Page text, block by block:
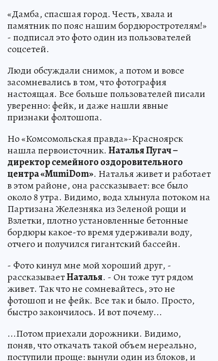
«Дамба, спасшая город. Честь, хвала и
памятник по пояс нашим бордюростротелям!»
- подписал это фото один из пользователей
соцсетей.
Люди обсуждали снимок, а потом и вовсе
засомневались в том, что фотография
настоящая. Все больше пользователей писали
уверенно: фейк, и даже нашли явные
признаки фолтошопа.
Но «Комсомольская правда»-Красноярск
нашла первоисточник. Наталья Пугач –
директор семейного оздоровительного
центра «MumiDom». Наталья живет и работает
в этом районе, она рассказывает: все было
около 8 утра. Видимо, вода хлынула потоком на
Партизана Железняка из Зеленой рощи и
Взлетки, плотно установленные бетонные
бордюры какое-то время удерживали воду,
отчего и получился гигантский бассейн.
- Фото кинул мне мой хороший друг, -
рассказываетНаталья. - Он тоже тут рядом
живет. Так что не сомневайтесь, это не
фотошоп и не фейк. Все так и было. Просто,
быстро закончилось. И вот почему...
...Потом приехали дорожники. Видимо,
поняв, что откачать такой объем нереально,
поступили проще: вынули один из блоков, и